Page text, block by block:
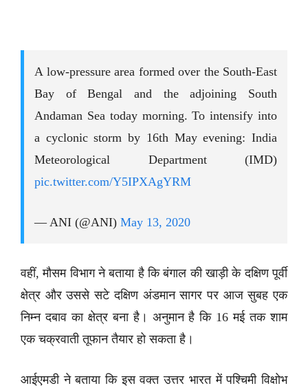
A low-pressure area formed over the South-East
Bay of Bengal and the adjoining South
Andaman Sea today morning. To intensify into
a cyclonic storm by 16th May evening: India
Meteorological Department (IMD)
pic.twitter.com/Y5IPXAgYRM
— ANI (@ANI) May 13, 2020
वहीं, मौसम विभाग ने बताया है कि बंगाल की खाड़ी के दक्षिण पूर्वी
क्षेत्र और उससे सटे दक्षिण अंडमान सागर पर आज सुबह एक
निम्न दबाव का क्षेत्र बना है। अनुमान है कि 16 मई तक शाम
एक चक्रवाती तूफान तैयार हो सकता है।
आईएमडी ने बताया कि इस वक्त उत्तर भारत में पश्चिमी विक्षोभ